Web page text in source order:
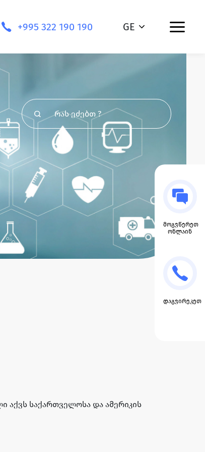
+995 322 190 190 GE
მოგვწერეთ
ონლაინ
დაგვირეკეთ
საქართველოსა და ამერიკის